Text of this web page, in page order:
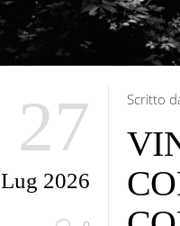
27
Lug 2026
Scritto